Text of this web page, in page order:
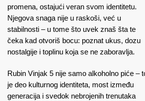
promena, ostajući veran svom identitetu.
Njegova snaga nije u raskoši, već u
stabilnosti – u tome što uvek znaš šta te
čeka kad otvoriš bocu: poznat ukus, dozu
nostalgije i toplinu koja se ne zaboravlja.
Rubin Vinjak 5 nije samo alkoholno piće –
je deo kulturnog identiteta, most između
generacija i svedok nebrojenih trenutaka